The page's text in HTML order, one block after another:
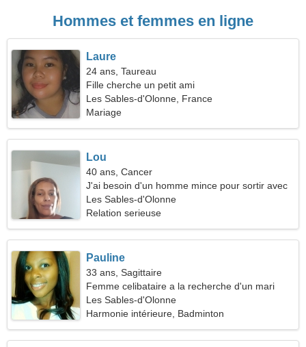
Hommes et femmes en ligne
Laure
24 ans, Taureau
Fille cherche un petit ami
Les Sables-d'Olonne, France
Mariage
Lou
40 ans, Cancer
J'ai besoin d'un homme mince pour sortir avec
moi
Les Sables-d'Olonne
Relation serieuse
Pauline
33 ans, Sagittaire
Femme celibataire a la recherche d'un mari
Les Sables-d'Olonne
Harmonie intérieure, Badminton